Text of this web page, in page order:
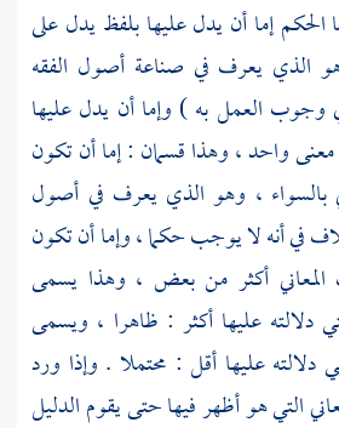
الحكم إما أن يدل عليها بلفظ يدل على
الذي يعرف في صناعة أصول الفقه
العمل به ) وإما أن يدل عليها
واحد ، وهذا قسمان : إما أن تكون
بالسواء ، وهو الذي يعرف في أصول
في أنه لا يوجب حكما ، وإما أن تكون
أكثر من بعض ، وهذا يسمى
دلالته عليها أكثر : ظاهرا ، ويسمى
دلالته عليها أقل : محتملا . وإذا ورد
التي هو أظهر فيها حتى يقوم الدليل